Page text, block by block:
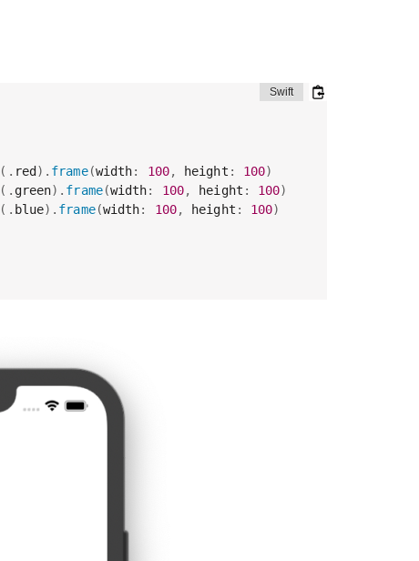
( . red ) . frame(width: 100, height : 100)
( . green) . frame(width: 100, height : 100)
( . blue) . frame(width: 100, height : 100)